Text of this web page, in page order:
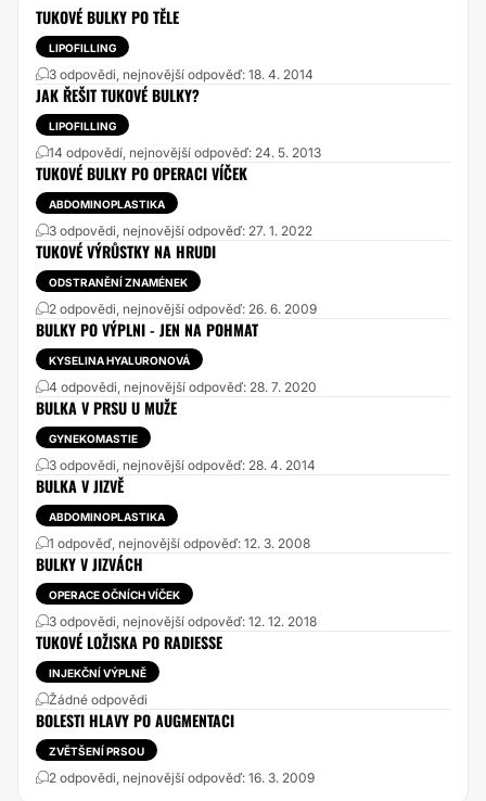
TUKOVÉ BULKY PO TĚLE
LIPOFILLING
3 odpovědi, nejnovější odpověď: 18. 4. 2014
JAK ŘEŠIT TUKOVÉ BULKY?
LIPOFILLING
14 odpovědí, nejnovější odpověď: 24. 5. 2013
TUKOVÉ BULKY PO OPERACI VÍČEK
ABDOMINOPLASTIKA
3 odpovědi, nejnovější odpověď: 27. 1. 2022
TUKOVÉ VÝRŮSTKY NA HRUDI
ODSTRANĚNÍ ZNAMÉNEK
2 odpovědi, nejnovější odpověď: 26. 6. 2009
BULKY PO VÝPLNI - JEN NA POHMAT
KYSELINA HYALURONOVÁ
4 odpovědi, nejnovější odpověď: 28. 7. 2020
BULKA V PRSU U MUŽE
GYNEKOMASTIE
3 odpovědi, nejnovější odpověď: 28. 4. 2014
BULKA V JIZVĚ
ABDOMINOPLASTIKA
1 odpověď, nejnovější odpověď: 12. 3. 2008
BULKY V JIZVÁCH
OPERACE OČNÍCH VÍČEK
3 odpovědi, nejnovější odpověď: 12. 12. 2018
TUKOVÉ LOŽISKA PO RADIESSE
INJEKČNÍ VÝPLNĚ
Žádné odpovědi
BOLESTI HLAVY PO AUGMENTACI
ZVĚTŠENÍ PRSOU
2 odpovědi, nejnovější odpověď: 16. 3. 2009